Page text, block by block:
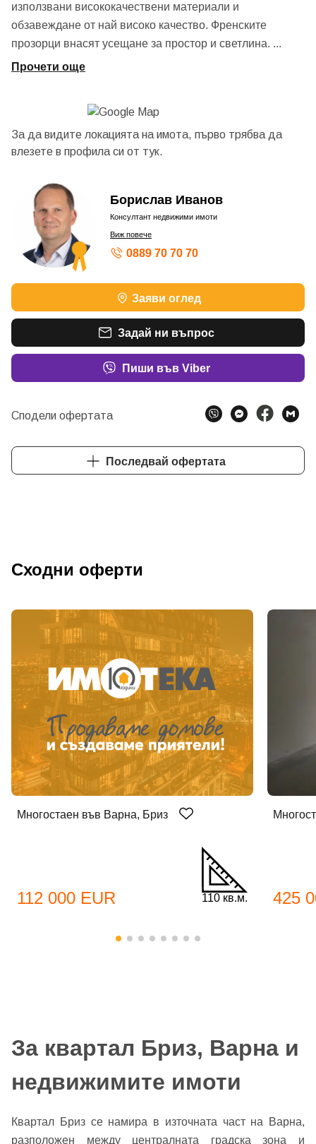
използвани висококачествени материали и
обзавеждане от най високо качество. Френските
прозорци внасят усещане за простор и светлина. ...
Прочети още
За да видите локацията на имота, първо трябва да
влезете в профила си от тук.
ШАМПИОН ПО ОБОРОТ – БРОНЗОВ
ШАМПИОН ПО ОБОРОТ – БРОНЗОВ
ШАМПИОН ПО ОБОРОТ - БРОНЗОВ
Борислав Иванов
Консултант недвижими имоти
Виж повече
0889 70 70 70
Заяви оглед
Задай ни въпрос
Пиши във Viber
Сподели офертата
Последвай офертата
Сходни оферти
Многостаен във Варна, Бриз
112 000 EUR 110 кв.м. 425
За квартал Бриз, Варна и
недвижимите имоти
Квартал Бриз се намира в източната част на Варна,
разположен между централната градска зона и